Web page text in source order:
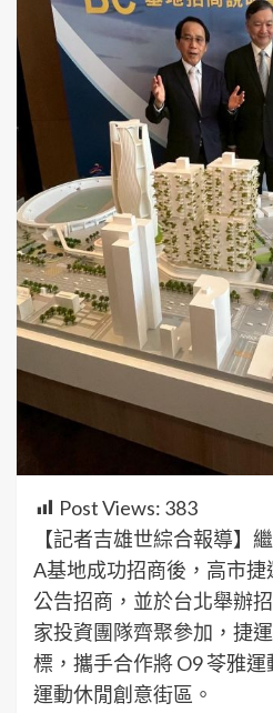
Post Views: 383
【記者吉雄世綜合報導】
A基地成功招商後，高市
公告招商，並於台北舉辦
家投資團隊齊聚參加，捷
標，攜手合作將 O9 苓雅
運動休閒創意街區。